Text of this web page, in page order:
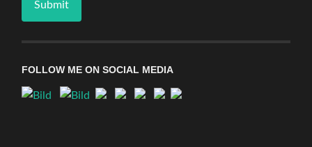
FOLLOW ME ON SOCIAL MEDIA